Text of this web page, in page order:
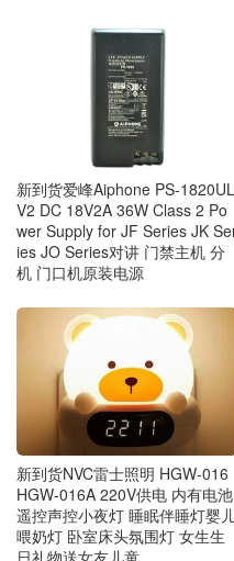
新到货爱峰Aiphone PS-1820UL
V2 DC 18V2A 36W Class 2 Po
wer Supply for JF Series JK
ies JO Series对讲 门禁主机 分
机 门口机原装电源
新到货NVC雷士照明 HGW‑016
HGW‑016A 220V供电 内有电池
遥控声控小夜灯 睡眠伴睡灯婴
喂奶灯 卧室床头氛围灯 女生生
日礼物送女友儿童